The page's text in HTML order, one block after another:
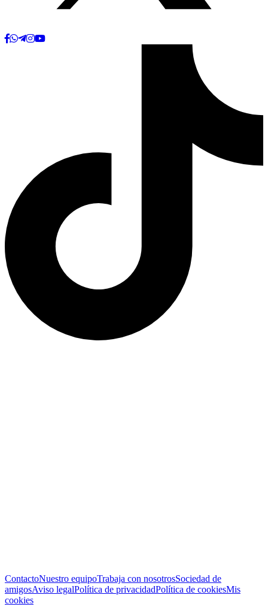
ContactoNuestro equipoTrabaja con nosotrosSociedad de
amigosAviso legalPolítica de privacidadPolítica de cookiesMis
cookies